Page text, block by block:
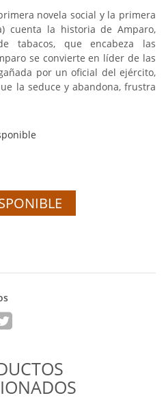
novela social y la primera
cuenta la historia de Amparo,
tabacos, que encabeza las
se convierte en líder de las
por un oficial del ejército,
la seduce y abandona, frustra